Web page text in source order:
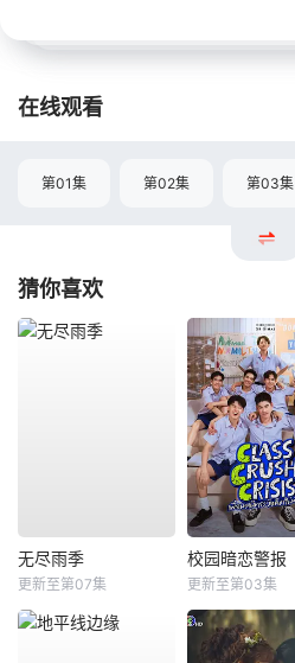
在线观看
第01集 第02集 第03集
猜你喜欢
无尽雨季
更新至第07集
校园暗恋警报
更新至第03集